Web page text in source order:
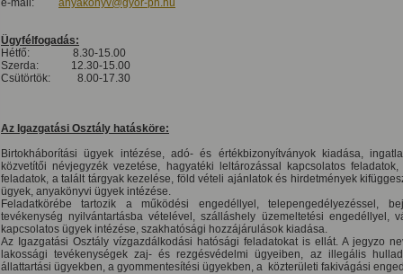
e-mail: anyakonyv@gyor-ph.hu
Ügyfélfogadás:
Hétfő: 8.30-15.00
Szerda: 12.30-15.00
Csütörtök: 8.00-17.30
Az Igazgatási Osztály hatásköre:
Birtokháborítási ügyek intézése, adó- és értékbizonyítványok kiadása,
közvetítői névjegyzék vezetése, hagyatéki leltározással kapcsolatos
feladatok, a talált tárgyak kezelése, föld vételi ajánlatok és hirdetmények
ügyek, anyakönyvi ügyek intézése.
Feladatkörébe tartozik a működési engedéllyel, telepengedélyezéssel,
tevékenység nyilvántartásba vételével, szálláshely üzemeltetési engedéllyel,
kapcsolatos ügyek intézése, szakhatósági hozzájárulások kiadása.
Az Igazgatási Osztály vízgazdálkodási hatósági feladatokat is ellát. A jegyzo
lakossági tevékenységek zaj- és rezgésvédelmi ügyeiben, az illegális
állattartási ügyekben, a gyommentesítési ügyekben, a közterületi fakivágási